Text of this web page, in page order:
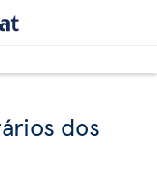
dos